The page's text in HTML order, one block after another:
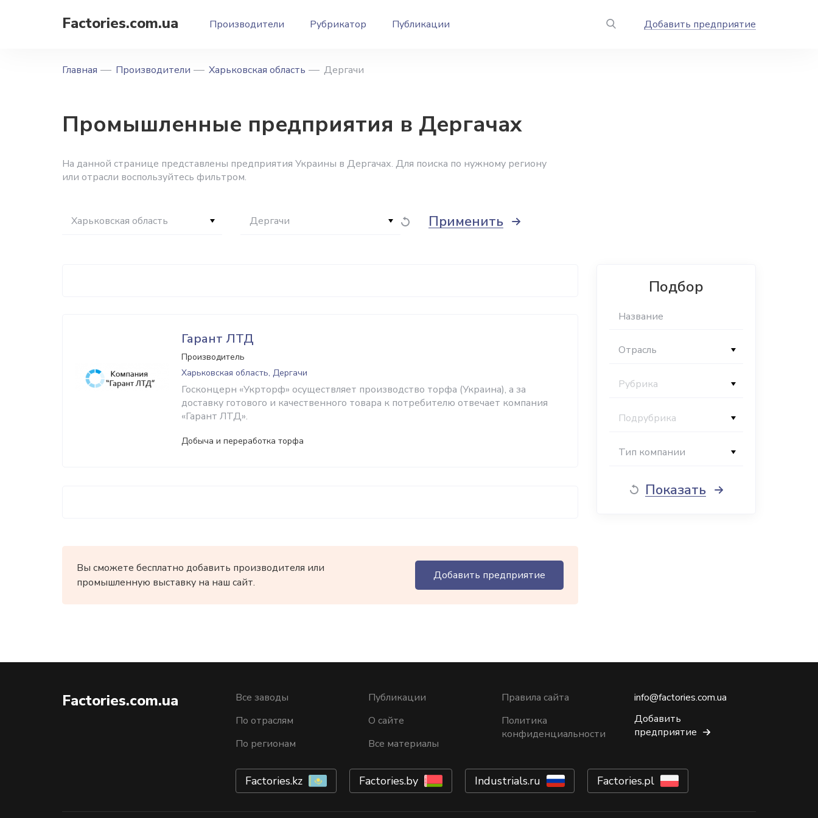
Factories.com.ua Производители Рубрикатор Публикации Добавить предприятие
Главная Производители Харьковская область Дергачи
Промышленные предприятия в Дергачах
На данной странице представлены предприятия Украины в Дергачах. Для поиска по нужному региону
или отрасли воспользуйтесь фильтром.
Харьковская область Дергачи Применить
Гарант ЛТД
Производитель
Харьковская область, Дергачи
Госконцерн «Укрторф» осуществляет производство торфа (Украина), а за
доставку готового и качественного товара к потребителю отвечает компания
«Гарант ЛТД».
Добыча и переработка торфа
Вы сможете бесплатно добавить производителя или
промышленную выставку на наш сайт.
Добавить предприятие
Подбор
Отрасль
Рубрика
Подрубрика
Тип компании
Показать
Factories.com.ua
Все заводы
По отраслям
По регионам
Публикации
О сайте
Все материалы
Правила сайта
Политика
конфиденциальности
info@factories.com.ua
Добавить
предприятие
Factories.kz Factories.by Industrials.ru Factories.pl